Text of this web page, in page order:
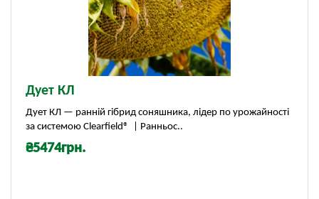
Дует КЛ
Дует КЛ — ранній гібрид соняшника, лідер по урожайності
за системою Clearfield® | Ранньос..
₴5474грн.